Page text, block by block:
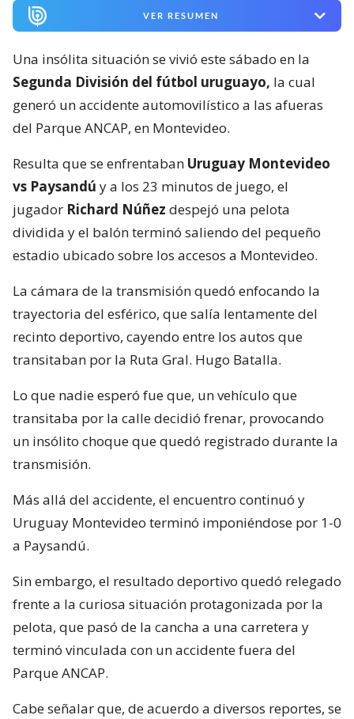
VER RESUMEN
Una insólita situación se vivió este sábado en la
Segunda División del fútbol uruguayo, la cual
generó un accidente automovilístico a las afueras
del Parque ANCAP, en Montevideo.
Resulta que se enfrentaban Uruguay Montevideo
vs Paysandú y a los 23 minutos de juego, el
jugador Richard Núñez despejó una pelota
dividida y el balón terminó saliendo del pequeño
estadio ubicado sobre los accesos a Montevideo.
La cámara de la transmisión quedó enfocando la
trayectoria del esférico, que salía lentamente del
recinto deportivo, cayendo entre los autos que
transitaban por la Ruta Gral. Hugo Batalla.
Lo que nadie esperó fue que, un vehículo que
transitaba por la calle decidió frenar, provocando
un insólito choque que quedó registrado durante la
transmisión.
Más allá del accidente, el encuentro continuó y
Uruguay Montevideo terminó imponiéndose por 1-0
a Paysandú.
Sin embargo, el resultado deportivo quedó relegado
frente a la curiosa situación protagonizada por la
pelota, que pasó de la cancha a una carretera y
terminó vinculada con un accidente fuera del
Parque ANCAP.
Cabe señalar que, de acuerdo a diversos reportes, se